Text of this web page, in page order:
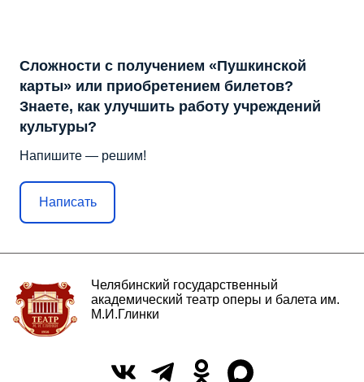
Сложности с получением «Пушкинской
карты» или приобретением билетов?
Знаете, как улучшить работу учреждений
культуры?
Напишите — решим!
Написать
Челябинский государственный
академический театр оперы и балета им.
М.И.Глинки